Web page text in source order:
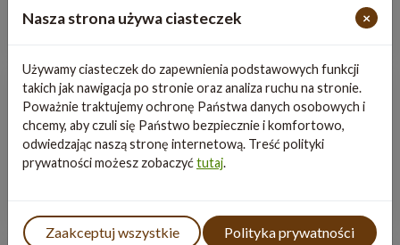
Nasza strona używa ciasteczek ×
Używamy ciasteczek do zapewnienia podstawowych funkcji
takich jak nawigacja po stronie oraz analiza ruchu na stronie.
Poważnie traktujemy ochronę Państwa danych osobowych i
chcemy, aby czuli się Państwo bezpiecznie i komfortowo,
odwiedzając naszą stronę internetową. Treść polityki
prywatności możesz zobaczyćtutaj.
Zaakceptuj wszystkie Polityka prywatności
24 września 2025 13:48
Wsparcie LGD w nowym
okresie 2023–2027 –
podsumowanie cyklu